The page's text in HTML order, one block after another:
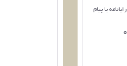
یا پیام